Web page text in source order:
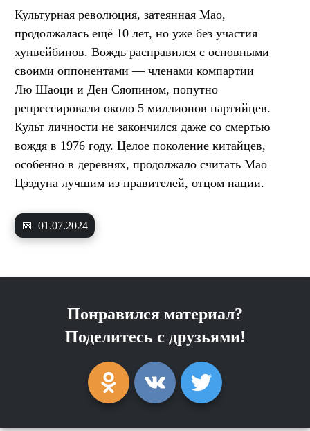
Культурная революция, затеянная Мао,
продолжалась ещё 10 лет, но уже без участия
хунвейбинов. Вождь расправился с основными
своими оппонентами — членами компартии
Лю Шаоци и Ден Сяопином, попутно
репрессировали около 5 миллионов партийцев.
Культ личности не закончился даже со смертью
вождя в 1976 году. Целое поколение китайцев,
особенно в деревнях, продолжало считать Мао
Цзэдуна лучшим из правителей, отцом нации.
📅 01.07.2024
Понравился материал?
Поделитесь с друзьями!